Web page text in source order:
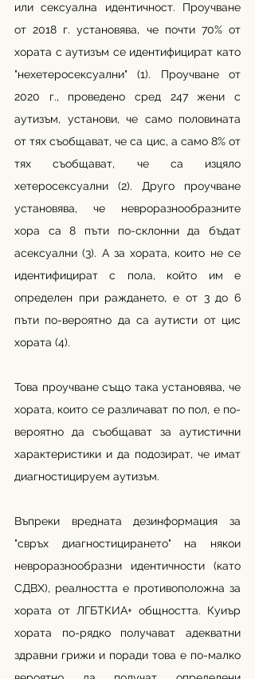
или сексуална идентичност. Проучване
от 2018 г. установява, че почти 70% от
хората с аутизъм се идентифицират като
"нехетеросексуални" (1). Проучване от
2020 г., проведено сред 247 жени с
аутизъм, установи, че само половината
от тях съобщават, че са цис, а само 8% от
тях съобщават, че са изцяло
хетеросексуални (2). Друго проучване
установява, че невроразнообразните
хора са 8 пъти по-склонни да бъдат
асексуални (3). А за хората, които не се
идентифицират с пола, който им е
определен при раждането, е от 3 до 6
пъти по-вероятно да са аутисти от цис
хората (4).
Това проучване също така установява, че
хората, които се различават по пол, е по-
вероятно да съобщават за аутистични
характеристики и да подозират, че имат
диагностицируем аутизъм.
Въпреки вредната дезинформация за
"свръх диагностицирането" на някои
невроразнообразни идентичности (като
СДВХ), реалността е противоположна за
хората от ЛГБТКИА+ общността. Куиър
хората по-рядко получават адекватни
здравни грижи и поради това е по-малко